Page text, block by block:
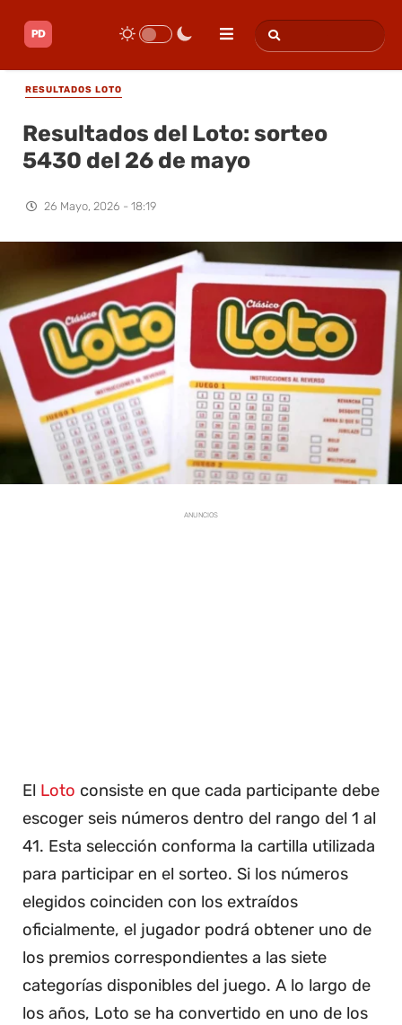
RESULTADOS LOTO
Resultados del Loto: sorteo
5430 del 26 de mayo
26 Mayo, 2026 - 18:19
ANUNCIOS
El Loto consiste en que cada participante debe
escoger seis números dentro del rango del 1 al
41. Esta selección conforma la cartilla utilizada
para participar en el sorteo. Si los números
elegidos coinciden con los extraídos
oficialmente, el jugador podrá obtener uno de
los premios correspondientes a las siete
categorías disponibles del juego. A lo largo de
los años, Loto se ha convertido en uno de los